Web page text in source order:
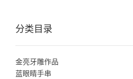
分类目录
金亮牙雕作品
蓝眼睛手串